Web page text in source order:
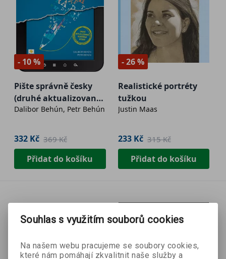
- 10 %
Pište správně česky
(druhé aktualizované
vydání) e-kniha
Dalibor Behún, Petr Behún
332 Kč 369 Kč
Přidat do košíku
- 26 %
Realistické portréty
tužkou
Justin Maas
233 Kč 315 Kč
Přidat do košíku
Souhlas s využitím souborů cookies
Na našem webu pracujeme se soubory cookies,
které nám pomáhají zkvalitnit naše služby a